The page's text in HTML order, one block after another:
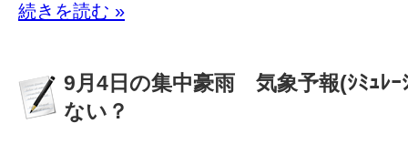
続きを読む »
9月4日の集中豪雨 気象予報(ｼﾐｭﾚｰ
ない？